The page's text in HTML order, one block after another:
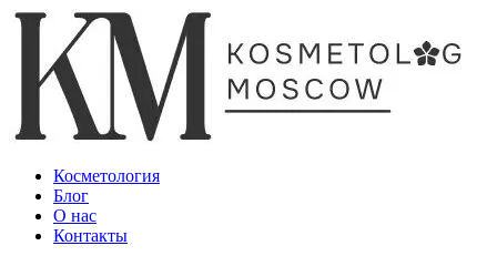
Косметология
Блог
О нас
Контакты